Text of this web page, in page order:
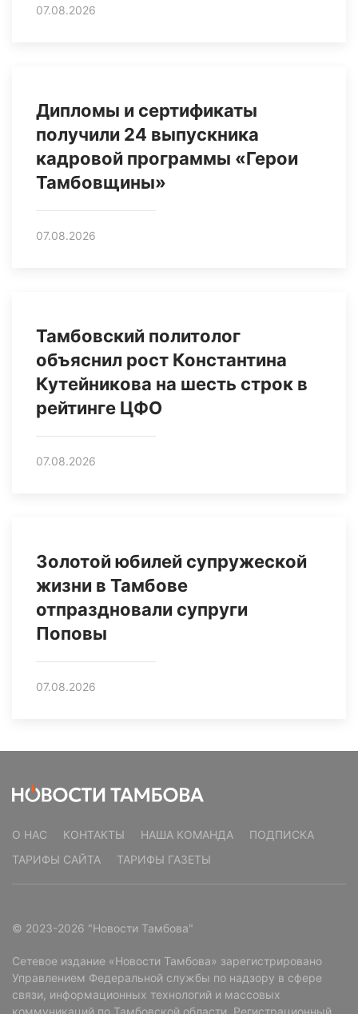
07.08.2026
Дипломы и сертификаты
получили 24 выпускника
кадровой программы «Герои
Тамбовщины»
07.08.2026
Тамбовский политолог
объяснил рост Константина
Кутейникова на шесть строк в
рейтинге ЦФО
07.08.2026
Золотой юбилей супружеской
жизни в Тамбове
отпраздновали супруги
Поповы
07.08.2026
О НАС КОНТАКТЫ НАША КОМАНДА
ПОДПИСКА
ТАРИФЫ САЙТА
ТАРИФЫ ГАЗЕТЫ
© 2023-2026 "Новости Тамбова"
Сетевое издание «Новости Тамбова» зарегистрировано
Управлением Федеральной службы по надзору в сфере
связи, информационных технологий и массовых